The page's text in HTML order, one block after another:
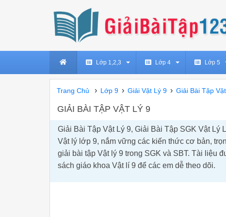
Lớp 1,2,3 Lớp 4 Lớp 5
Trang Chủ › Lớp 9 › Giải Vật Lý 9 › Giải Bài Tập
GIẢI BÀI TẬP VẬT LÝ 9
Giải Bài Tập Vật Lý 9, Giải Bài Tập SGK Vật Lý
Vật lý lớp 9, nắm vững các kiến thức cơ bản,
giải bài tập Vật lý 9 trong SGK và SBT. Tài liệu
sách giáo khoa Vật lí 9 để các em dễ theo dõi.